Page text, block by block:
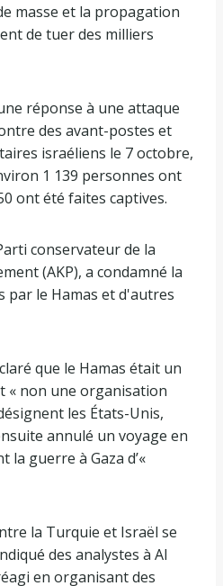
masse et la propagation
de tuer des milliers
réponse à une attaque
des avant-postes et
israéliens le 7 octobre,
1 139 personnes ont
ont été faites captives.
conservateur de la
(AKP), a condamné la
par le Hamas et d'autres
que le Hamas était un
« non une organisation
les États-Unis,
annulé un voyage en
la guerre à Gaza d’«
la Turquie et Israël se
des analystes à Al
en organisant des